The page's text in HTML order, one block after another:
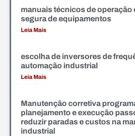
manuais técnicos de operação
segura de equipamentos
Leia Mais
escolha de inversores de
automação industrial
Leia Mais
Manutenção corretiva
planejamento e execução
reduzir paradas e custos na
industrial